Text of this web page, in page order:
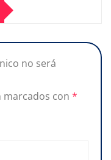
no será
marcados con *